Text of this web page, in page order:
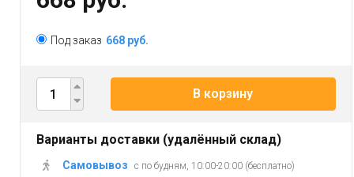
Под заказ 668 руб.
В корзину
Варианты доставки (удалённый склад)
Самовывоз с по будням, 10:00-20:00 (бесплатно)